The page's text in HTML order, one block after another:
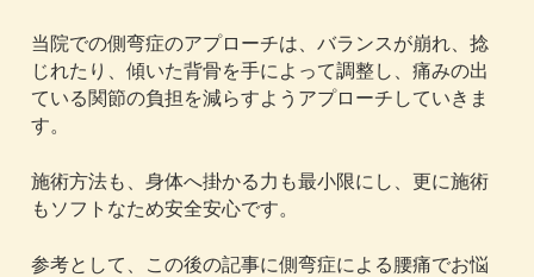
当院での側弯症のアプローチは、バランスが崩れ、捻
じれたり、傾いた背骨を手によって調整し、痛みの出
ている関節の負担を減らすようアプローチしていきま
す。
施術方法も、身体へ掛かる力も最小限にし、更に施術
もソフトなため安全安心です。
参考として、この後の記事に側弯症による腰痛でお悩